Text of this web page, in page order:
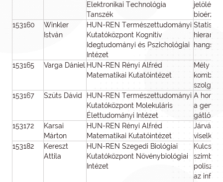
Elektronikai Technológia
Tanszék
153160
Winkler
István
HUN-REN Természettudományi
Kutatóközpont Kognitív
Idegtudományi és Pszichológiai
Intézet
153165 Varga Dániel HUN-REN Rényi Alfréd
Matematikai Kutatóintézet
Mély
153167
Szüts Dávid
HUN-REN Természettudományi
Kutatóközpont Molekuláris
Élettudományi Intézet
A
a
153172
Karsai
Márton
HUN-REN Rényi Alfréd
Matematikai Kutatóintézet
Járvány
153182
Kereszt
Attila
HUN-REN Szegedi Biológiai
Kutatóközpont Növénybiológiai
Intézet
az